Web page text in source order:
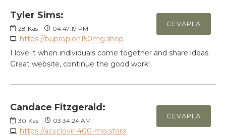
Tyler Sims:
28 Kas 04:47:19 PM
https://bupropion150mg.shop
CEVAPLA
I love it when individuals come together and share ideas.
Great website, continue the good work!
Candace Fitzgerald:
30 Kas 03:34:24 AM
https://acyclovir-400-mg.store
CEVAPLA